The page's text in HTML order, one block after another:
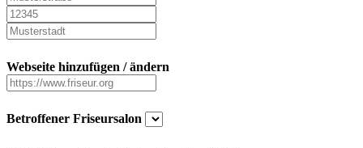
Webseite hinzufügen / ändern
Betroffener Friseursalon